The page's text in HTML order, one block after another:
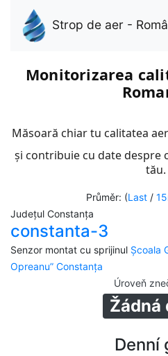
Strop de aer -
Monitorizarea
Măsoară chiar tu calitatea
și contribuie cu date despre
tău.
Průměr: (Last/
Județul Constanța
constanta-3
Senzor montat cu sprijinul Școala
Opreanu” Constanța
Úroveň
Žádná
Denní